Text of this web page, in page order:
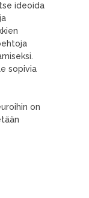
ideoida
sopivia
on